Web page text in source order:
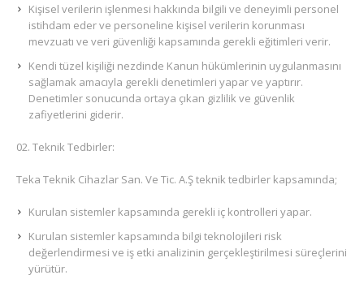
Kişisel verilerin işlenmesi hakkında bilgili ve deneyimli personel
istihdam eder ve personeline kişisel verilerin korunması
mevzuatı ve veri güvenliği kapsamında gerekli eğitimleri verir.
Kendi tüzel kişiliği nezdinde Kanun hükümlerinin uygulanmasını
sağlamak amacıyla gerekli denetimleri yapar ve yaptırır.
Denetimler sonucunda ortaya çıkan gizlilik ve güvenlik
zafiyetlerini giderir.
Teknik Tedbirler:
Teka Teknik Cihazlar San. Ve Tic. A.Ş teknik tedbirler kapsamında;
Kurulan sistemler kapsamında gerekli iç kontrolleri yapar.
Kurulan sistemler kapsamında bilgi teknolojileri risk
değerlendirmesi ve iş etki analizinin gerçekleştirilmesi süreçlerini
yürütür.